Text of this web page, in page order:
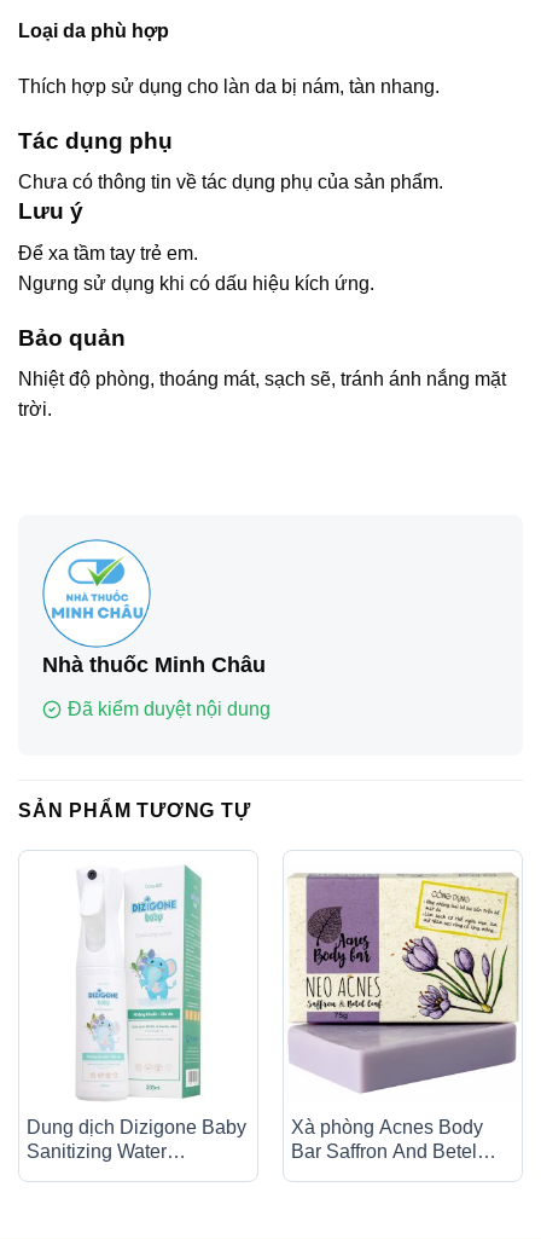
Loại da phù hợp
Thích hợp sử dụng cho làn da bị nám, tàn nhang.
Tác dụng phụ
Chưa có thông tin về tác dụng phụ của sản phẩm.
Lưu ý
Để xa tầm tay trẻ em.
Ngưng sử dụng khi có dấu hiệu kích ứng.
Bảo quản
Nhiệt độ phòng, thoáng mát, sạch sẽ, tránh ánh nắng mặt
trời.
Nhà thuốc Minh Châu
Đã kiểm duyệt nội dung
SẢN PHẨM TƯƠNG TỰ
Dung dịch Dizigone Baby
Sanitizing Water
Xà phòng Acnes Body
Bar Saffron And Betel